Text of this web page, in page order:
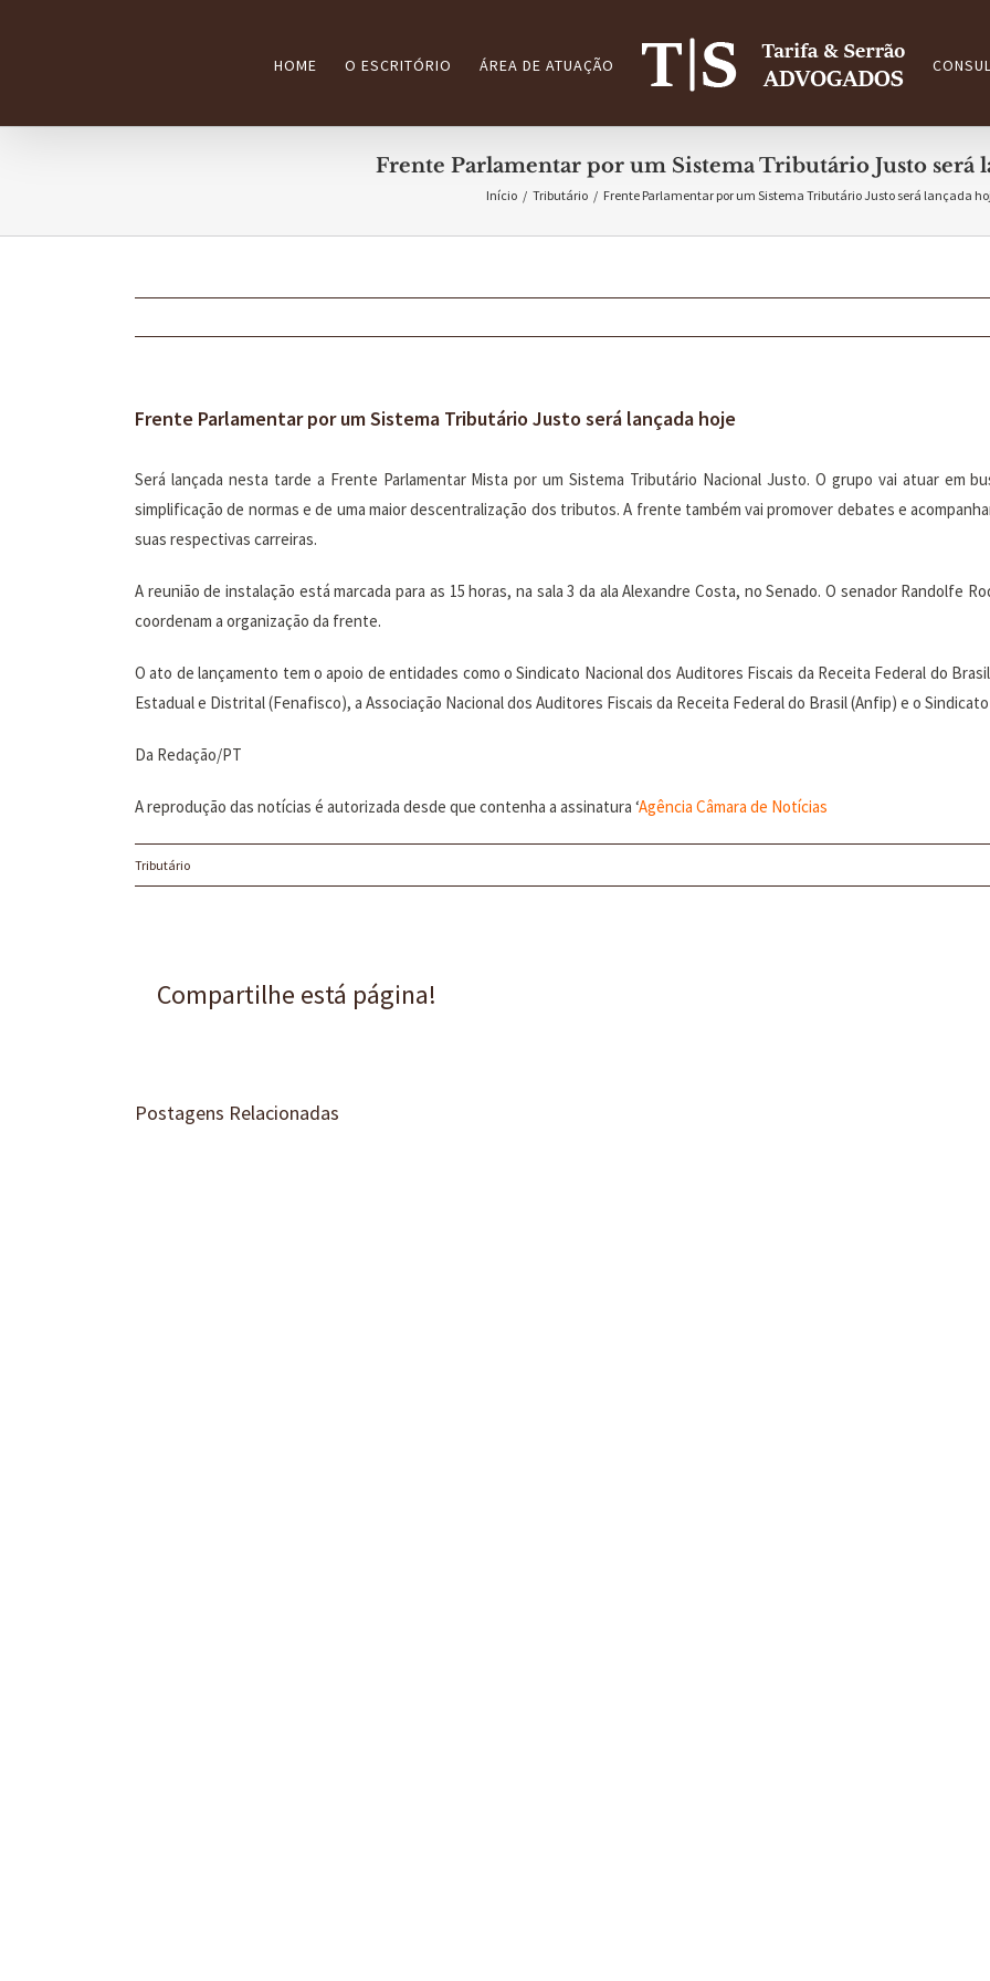
HOME O ESCRITÓRIO ÁREA DE ATUAÇÃO
Frente Parlamentar por um Sistema Tributário Justo será
Início / Tributário / Frente Parlamentar por um Sistema Tributário Justo será lançada
Frente Parlamentar por um Sistema Tributário Justo será lançada hoje
Será lançada nesta tarde a Frente Parlamentar Mista por um Sistema Tributário Nacional Justo. O grupo vai atuar em
simplificação de normas e de uma maior descentralização dos tributos. A frente também vai promover debates e
suas respectivas carreiras.
A reunião de instalação está marcada para as 15 horas, na sala 3 da ala Alexandre Costa, no Senado. O senador Randolfe
coordenam a organização da frente.
O ato de lançamento tem o apoio de entidades como o Sindicato Nacional dos Auditores Fiscais da Receita Federal do
Estadual e Distrital (Fenafisco), a Associação Nacional dos Auditores Fiscais da Receita Federal do Brasil (Anfip) e o
Da Redação/PT
A reprodução das notícias é autorizada desde que contenha a assinatura ‘Agência Câmara de Notícias
Tributário
Compartilhe está página!
Postagens Relacionadas